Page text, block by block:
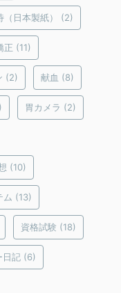
日本製紙） (2)
正 (11)
(2) 献血 (8)
胃カメラ (2)
(10)
ム (13)
資格試験 (18)
日記 (6)